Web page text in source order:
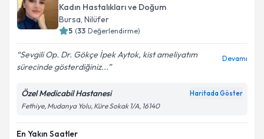
Kadın Hastalıkları ve Doğum
Bursa, Nilüfer
5 (33 Değerlendirme)
Sevgili Op. Dr. Gökçe İpek Aytok, kist ameliyatım
sürecinde gösterdiğiniz...
Devamı
Özel Medicabil Hastanesi Haritada Göster
Fethiye, Mudanya Yolu, Küre Sokak 1/A, 16140
En Yakın Saatler